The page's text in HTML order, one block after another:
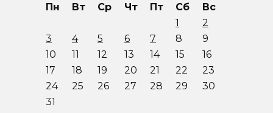
Пн Вт Ср Чт Пт Сб
Вс
1
2
3
4 5 6 7 8
9
10
11 12 13 14 15
16
17
18 19 20 21 22
23
24
25 26 27 28 29
30
31